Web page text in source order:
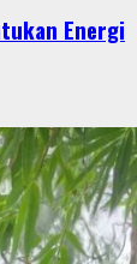
Energi